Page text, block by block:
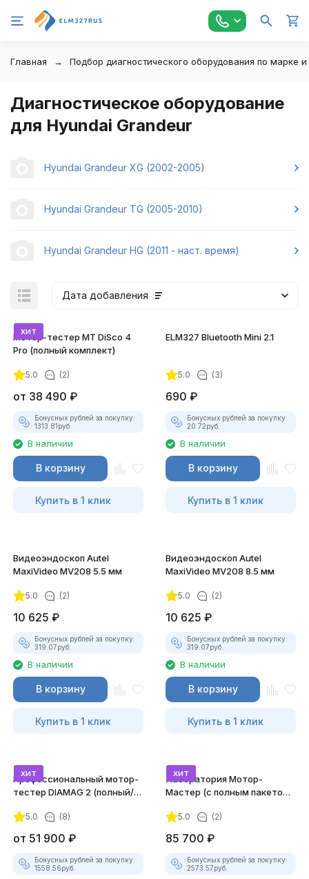
Главная Подбор диагностического оборудования по марке
Диагностическое оборудование
для Hyundai Grandeur
Hyundai Grandeur XG (2002-2005)
Hyundai Grandeur TG (2005-2010)
Hyundai Grandeur HG (2011 - наст. время)
Дата добавления
хит
Мотор-тестер MT DiSco 4
Pro (полный комплект)
5.0 (2)
от 38 490 ₽
Бонусных рублей за покупку:
1313.81руб.
В наличии
В корзину
Купить в 1 клик
ELM327 Bluetooth Mini 2.1
5.0 (3)
690 ₽
Бонусных рублей за покупку:
20.72руб.
В наличии
В корзину
Купить в 1 клик
Видеоэндоскоп Autel
MaxiVideo MV208 5.5 мм
5.0 (2)
10 625 ₽
Бонусных рублей за покупку:
319.07руб.
В наличии
В корзину
Купить в 1 клик
Видеоэндоскоп Autel
MaxiVideo MV208 8.5 мм
5.0 (2)
10 625 ₽
Бонусных рублей за покупку:
319.07руб.
В наличии
В корзину
Купить в 1 клик
хит
Профессиональный мотор-
тестер DIAMAG 2 (полный/
5.0 (8)
от 51 900 ₽
Бонусных рублей за покупку:
1558.56руб.
хит
Лаборатория Мотор-
Мастер (с полным пакетом
5.0 (2)
85 700 ₽
Бонусных рублей за покупку:
2573.57руб.